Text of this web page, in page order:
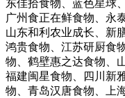
东佳拾食物、蓝色星球
广州食正在鲜食物、永
山东和利农业成长、新
鸿贵食物、江苏研厨食
物、鹤壁惠之达食物、
福建闽星食物、四川新
物、青岛汉唐食物、上